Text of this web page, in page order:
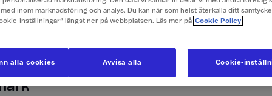
företagspriser här
och
inom marknadsföring och analys. Du kan när som helst återkalla ditt
inställningar” längst ner på webbplatsen. Läs mer på Cookie Policy
Cookie-
Avvisa alla
alla cookies